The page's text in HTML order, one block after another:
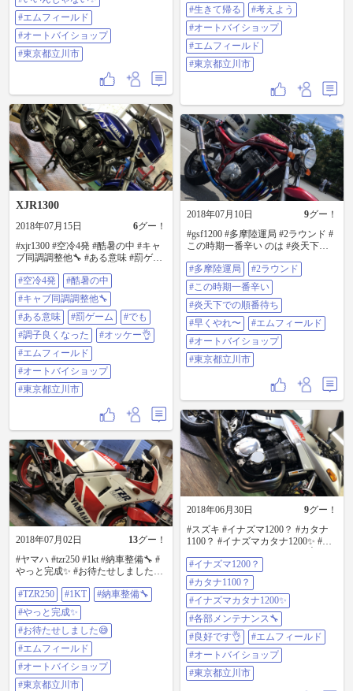
#エムフィールド
#オートバイショップ
#東京都立川市
#生きて帰る
#考えよう
#オートバイショップ
#エムフィールド
#東京都立川市
XJR1300
2018年07月15日 6グー！
#xjr1300 #空冷4発 #酷暑の中 #キャ
ブ同調調整他🔧 #ある意味 #罰ゲー
ッケー👌 #エムフィールド #オート
バイショップ #東京都立川市
#空冷4発
#酷暑の中
#キャブ同調調整他🔧
#ある意味
#罰ゲーム
#でも
#調子良くなった
#オッケー👌
#エムフィールド
#オートバイショップ
#東京都立川市
2018年07月10日 9グー！
#gsf1200 #多摩陸運局 #2ラウンド #
この時期一番辛い のは #炎天下で
ールド #オートバイショップ #東京
都立川市
#多摩陸運局
#2ラウンド
#この時期一番辛い
#炎天下での順番待ち
#早くやれ〜
#エムフィールド
#オートバイショップ
#東京都立川市
2018年07月02日 13グー！
#ヤマハ #tzr250 #1kt #納車整備🔧 #
やっと完成✨ #お待たせしました😅
ップ #東京都立川市
#TZR250 #1KT
#納車整備🔧
#やっと完成✨
#お待たせしました😅
#エムフィールド
#オートバイショップ
#東京都立川市
2018年06月30日 9グー！
#スズキ #イナズマ1200？ #カタナ
1100？ #イナズマカタナ1200✨ #各
ムフィールド #オートバイショップ
#東京都立川市
#イナズマ1200？
#カタナ1100？
#イナズマカタナ1200✨
#各部メンテナンス🔧
#良好です👌
#エムフィールド
#オートバイショップ
#東京都立川市